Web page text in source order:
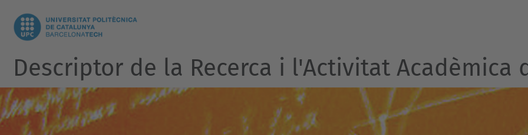
Descriptor de la Recerca i l'Activitat Acadèmica